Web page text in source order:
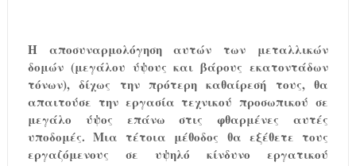
Η αποσυναρμολόγηση αυτών των μεταλλικών
δομών (μεγάλου ύψους και βάρους εκατοντάδων
τόνων), δίχως την πρότερη καθαίρεσή τους, θα
απαιτούσε την εργασία τεχνικού προσωπικού σε
μεγάλο ύψος επάνω στις φθαρμένες αυτές
υποδομές. Μια τέτοια μέθοδος θα εξέθετε τους
εργαζόμενους σε υψηλό κίνδυνο εργατικού